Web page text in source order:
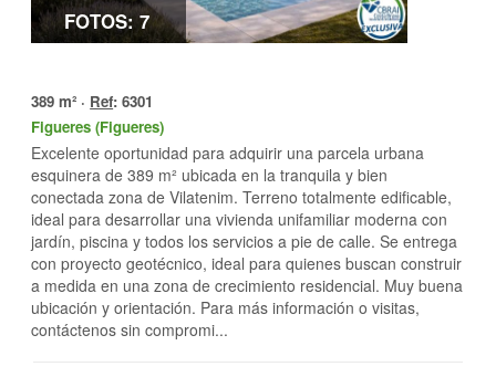
FOTOS: 7
389 m² · Ref: 6301
Figueres (Figueres)
Excelente oportunidad para adquirir una parcela urbana
esquinera de 389 m² ubicada en la tranquila y bien
conectada zona de Vilatenim. Terreno totalmente edificable,
ideal para desarrollar una vivienda unifamiliar moderna con
jardín, piscina y todos los servicios a pie de calle. Se entrega
con proyecto geotécnico, ideal para quienes buscan construir
a medida en una zona de crecimiento residencial. Muy buena
ubicación y orientación. Para más información o visitas,
contáctenos sin compromi...